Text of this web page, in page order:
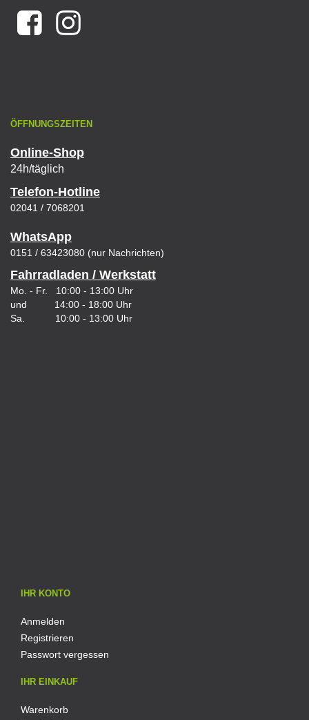
ÖFFNUNGSZEITEN
Online-Shop
24h/täglich
Telefon-Hotline
02041 / 7068201
WhatsApp
0151 / 63423080 (nur Nachrichten)
Fahrradladen / Werkstatt
Mo. - Fr. 10:00 - 13:00 Uhr
und 14:00 - 18:00 Uhr
Sa. 10:00 - 13:00 Uhr
IHR KONTO
Anmelden
Registrieren
Passwort vergessen
IHR EINKAUF
Warenkorb